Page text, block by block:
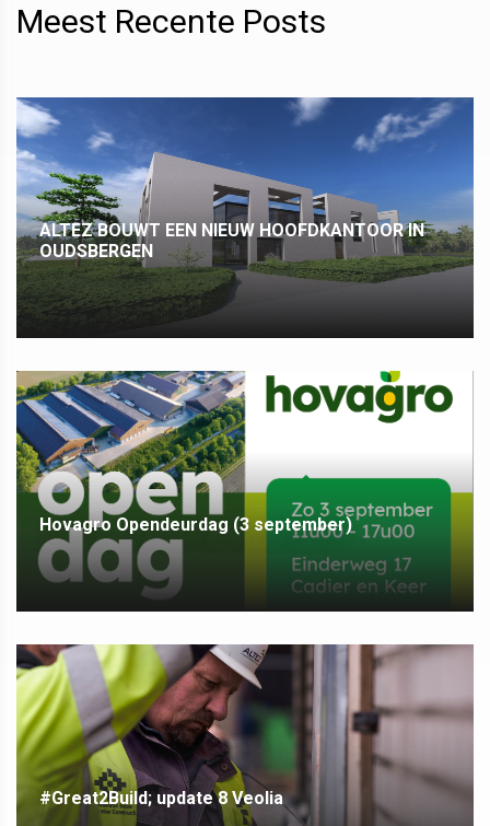
Meest Recente Posts
ALTEZ BOUWT EEN NIEUW HOOFDKANTOOR IN
OUDSBERGEN
Hovagro Opendeurdag (3 september)
#Great2Build; update 8 Veolia